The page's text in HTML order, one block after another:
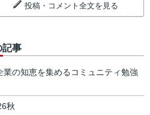
投稿・コメント全文を見る
記事
の知恵を集めるコミュニティ勉強
秋